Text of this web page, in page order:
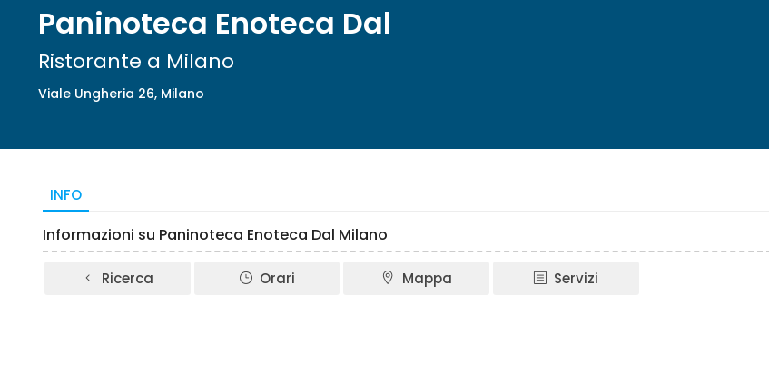
Paninoteca Enoteca Dal
Ristorante a Milano
Viale Ungheria 26, Milano
INFO
Informazioni su Paninoteca Enoteca Dal Milano
Ricerca Orari Mappa Servizi